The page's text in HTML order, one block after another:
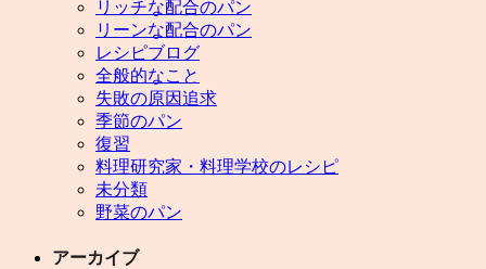
リッチな配合のパン
リーンな配合のパン
レシピブログ
全般的なこと
失敗の原因追求
季節のパン
復習
料理研究家・料理学校のレシピ
未分類
野菜のパン
アーカイブ